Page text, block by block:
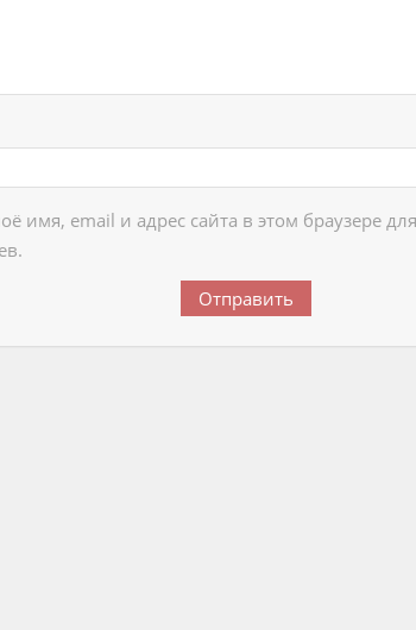
имя, email и адрес сайта в этом браузере